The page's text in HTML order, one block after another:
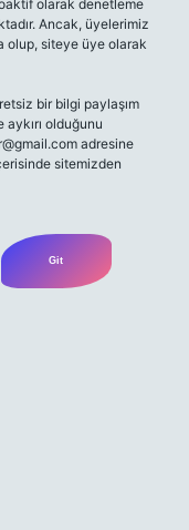
olarak denetleme
Ancak, üyelerimiz
olup, siteye üye olarak
bir bilgi paylaşım
olduğunu
adresine
sitemizden